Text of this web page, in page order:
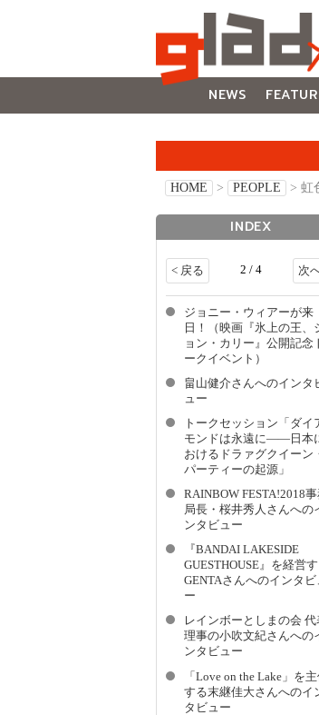
NEWS
HOME > PEOPLE > 虹
INDEX
< 戻る 2 / 4 次
ジョニー・ウィアーが来
日！（映画『氷上の王、
ョン・カリー』公開記念
ークイベント）
畠山健介さんへのインタ
ュー
トークセッション「ダイ
モンドは永遠に――日本
おけるドラァグクイーン
パーティーの起源」
RAINBOW FESTA!2018
局長・桜井秀人さんへの
ンタビュー
『BANDAI LAKESIDE
GUESTHOUSE』を経営
GENTAさんへのインタビ
ー
レインボーとしまの会 代
理事の小吹文紀さんへの
ンタビュー
「Love on the Lake」を
する末継佳大さんへのイ
タビュー